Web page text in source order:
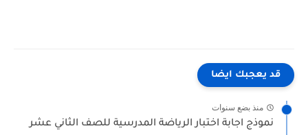
قد يعجبك ايضا
منذ بضع سنوات
نموذج اجابة اختبار الرياضة المدرسية للصف الثاني عشر